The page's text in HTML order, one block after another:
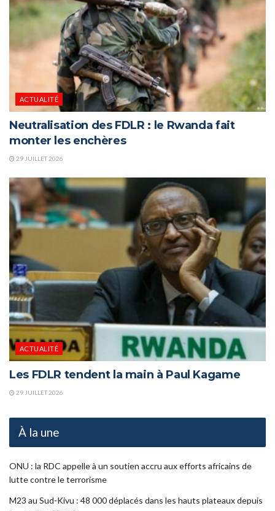
ACTUALITÉ
Neutralisation des FDLR : le Rwanda fait
monter les enchères
29 JUILLET 2026
ACTUALITÉ
Les FDLR tendent la main à Paul Kagame
29 JUILLET 2026
À la une
ONU : la RDC appelle à un soutien accru aux efforts africains de
lutte contre le terrorisme
M23 au Sud-Kivu : 48 000 déplacés dans les hauts plateaux depuis